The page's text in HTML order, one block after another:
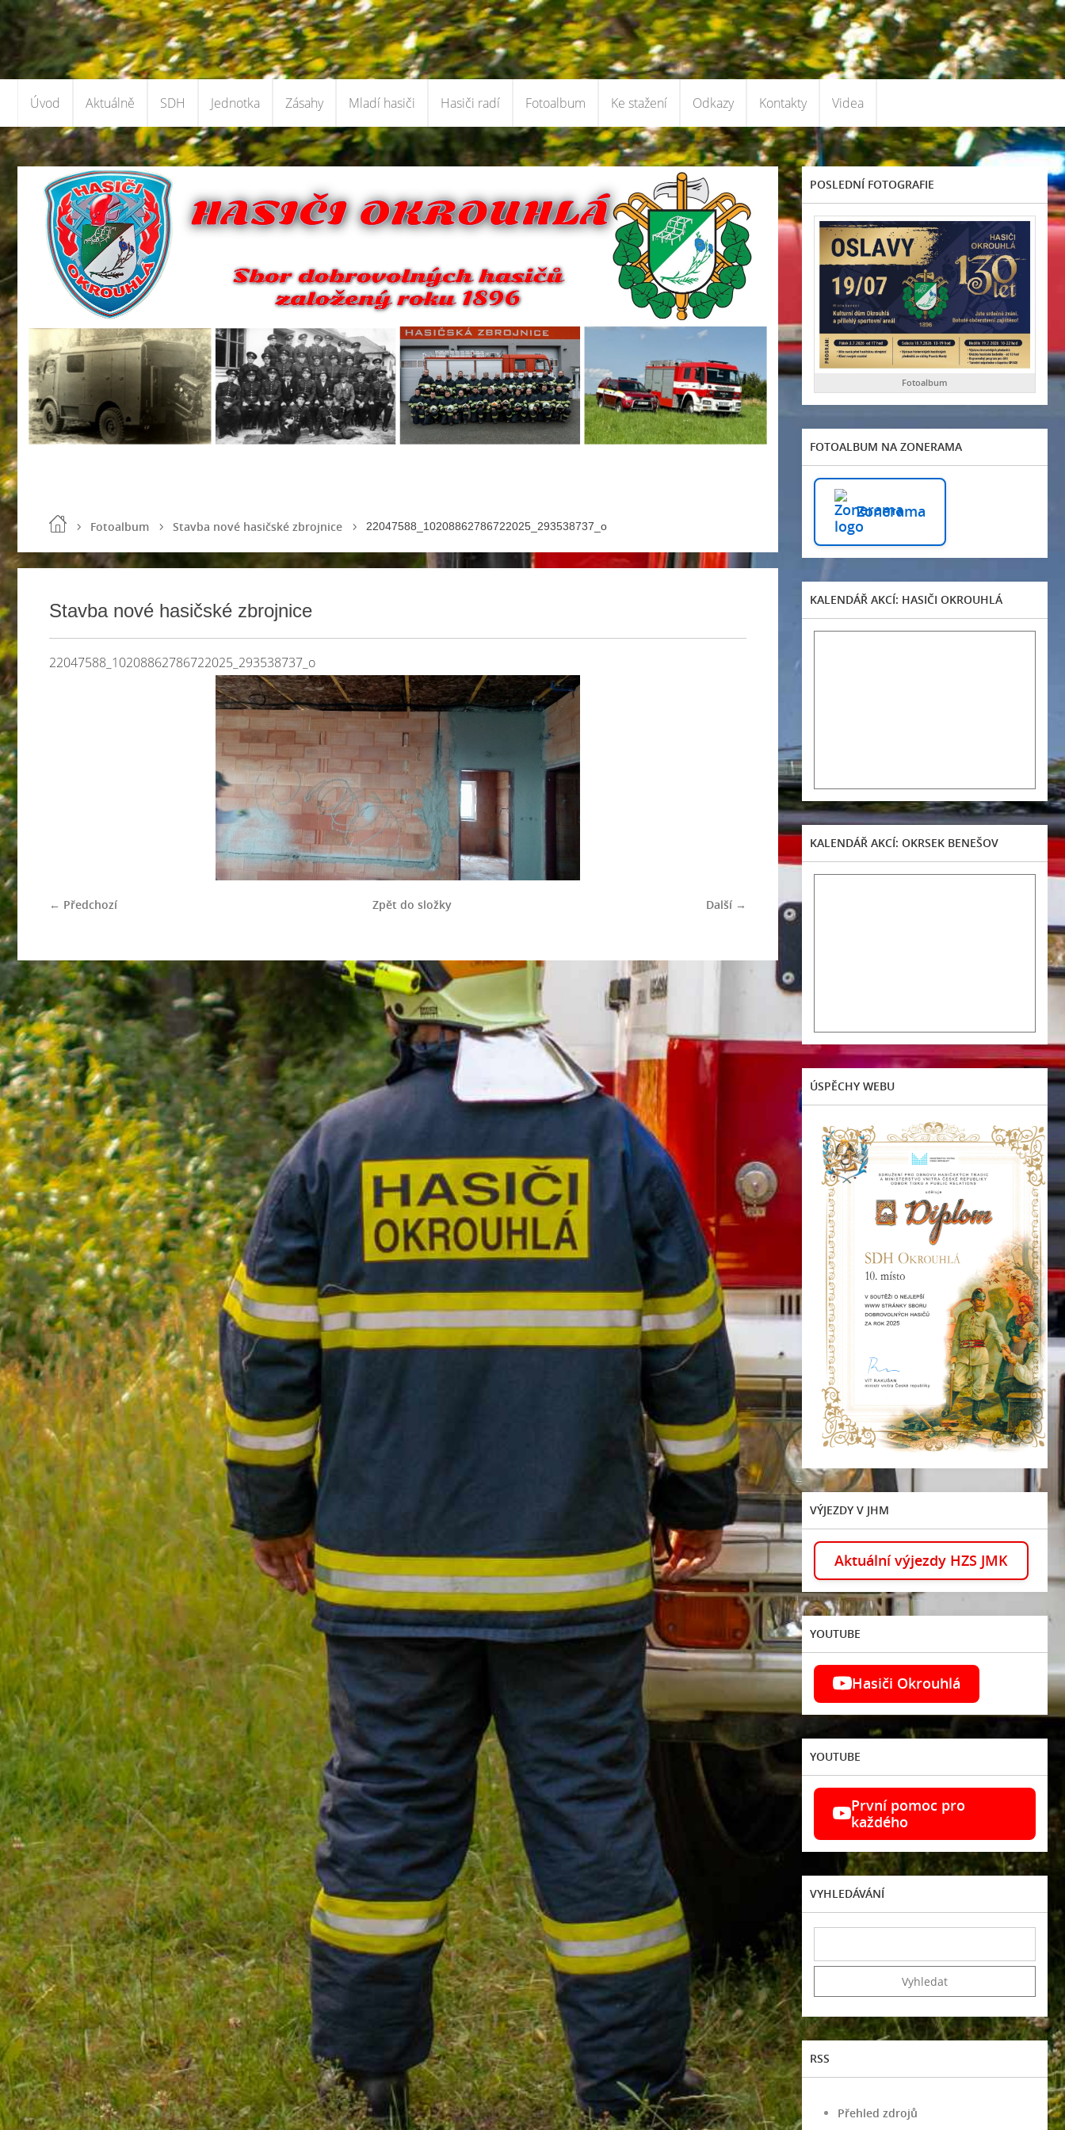
Úvod Aktuálně SDH Jednotka Zásahy Mladí hasiči Hasiči radí Fotoalbum Ke stažení Odkazy Kontakty Videa
Fotoalbum Stavba nové hasičské zbrojnice 22047588_10208862786722025_293538737_o
Stavba nové hasičské zbrojnice
22047588_10208862786722025_293538737_o
← Předchozí Další →
Zpět do složky
POSLEDNÍ FOTOGRAFIE
Fotoalbum
FOTOALBUM NA ZONERAMA
Zonerama
KALENDÁŘ AKCÍ: HASIČI OKROUHLÁ
KALENDÁŘ AKCÍ: OKRSEK BENEŠOV
ÚSPĚCHY WEBU
VÝJEZDY V JHM
Aktuální výjezdy HZS JMK
YOUTUBE
Hasiči Okrouhlá
YOUTUBE
První pomoc pro
každého
VYHLEDÁVÁNÍ
RSS
Přehled zdrojů